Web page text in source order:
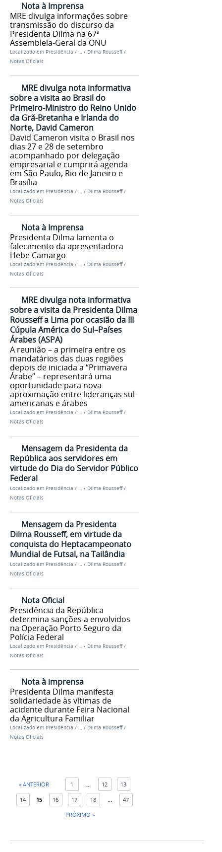
Nota à Imprensa
MRE divulga informações sobre
transmissão do discurso da
Presidenta Dilma na 67ª
Assembleia-Geral da ONU
Localizado em Presidência / … / Dilma Rousseff /
Notas Oficiais
MRE divulga nota informativa
sobre a visita ao Brasil do
Primeiro-Ministro do Reino Unido
da Grã-Bretanha e Irlanda do
Norte, David Cameron
David Cameron visita o Brasil nos
dias 27 e 28 de setembro
acompanhado por delegação
empresarial e cumprirá agenda
em São Paulo, Rio de Janeiro e
Brasília
Localizado em Presidência / … / Dilma Rousseff /
Notas Oficiais
Nota à Imprensa
Presidenta Dilma lamenta o
falecimento da apresentadora
Hebe Camargo
Localizado em Presidência / … / Dilma Rousseff /
Notas Oficiais
MRE divulga nota informativa
sobre a visita da Presidenta Dilma
Rousseff a Lima por ocasião da III
Cúpula América do Sul–Países
Árabes (ASPA)
A reunião – a primeira entre os
mandatários das duas regiões
depois de iniciada a “Primavera
Árabe” – representará uma
oportunidade para nova
aproximação entre lideranças sul-
americanas e árabes
Localizado em Presidência / … / Dilma Rousseff /
Notas Oficiais
Mensagem da Presidenta da
República aos servidores em
virtude do Dia do Servidor Público
Federal
Localizado em Presidência / … / Dilma Rousseff /
Notas Oficiais
Mensagem da Presidenta
Dilma Rousseff, em virtude da
conquista do Heptacampeonato
Mundial de Futsal, na Tailândia
Localizado em Presidência / … / Dilma Rousseff /
Notas Oficiais
Nota Oficial
Presidência da República
determina sanções a envolvidos
na Operação Porto Seguro da
Polícia Federal
Localizado em Presidência / / Dilma Rousseff /
Notas Oficiais
Nota à imprensa
Presidenta Dilma manifesta
solidariedade às vítimas de
acidente durante Feira Nacional
da Agricultura Familiar
Localizado em Presidência / … / Dilma Rousseff /
Notas Oficiais
« ANTERIOR 1 ... 12 13
14 15 16 17 18 ...
47
PRÓXIMO »